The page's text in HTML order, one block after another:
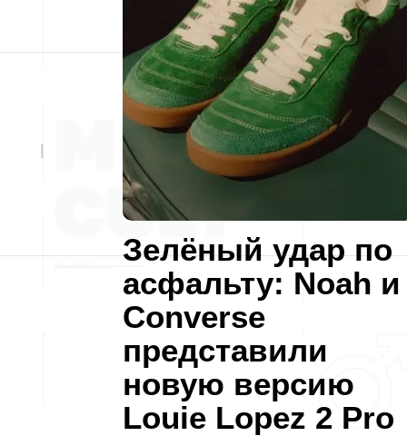
Зелёный удар по
асфальту: Noah и
Converse
представили
новую версию
Louie Lopez 2 Pro